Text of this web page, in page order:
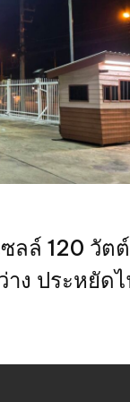
ลล์ 120 วัตต์
ง ประหยัด